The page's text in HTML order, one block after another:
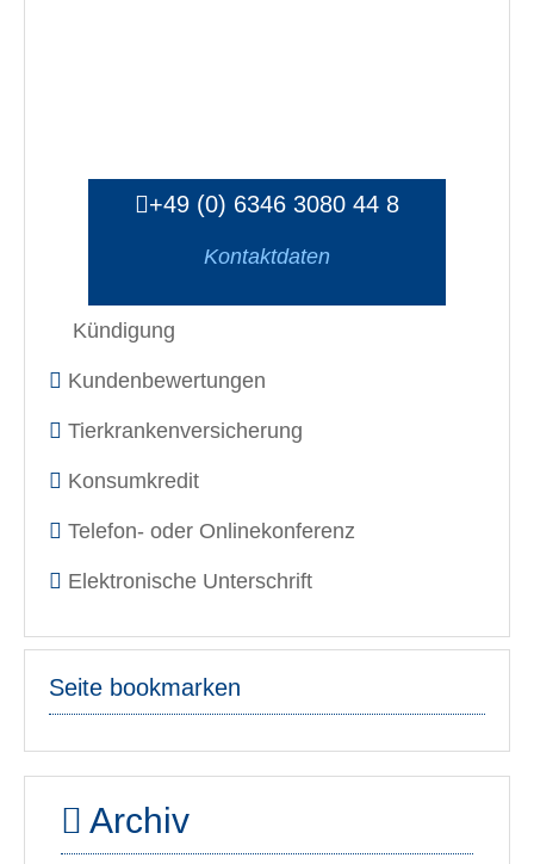
+49 (0) 6346 3080 44 8
Kontaktdaten
Kündigung
Kundenbewertungen
Tierkrankenversicherung
Konsumkredit
Telefon- oder Onlinekonferenz
Elektronische Unterschrift
Seite bookmarken
Archiv